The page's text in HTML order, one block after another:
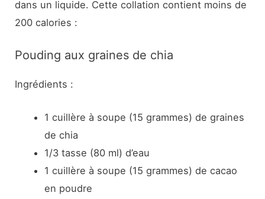
dans un liquide. Cette collation contient moins de
200 calories :
Pouding aux graines de chia
Ingrédients :
1 cuillère à soupe (15 grammes) de graines
de chia
1/3 tasse (80 ml) d’eau
1 cuillère à soupe (15 grammes) de cacao
en poudre